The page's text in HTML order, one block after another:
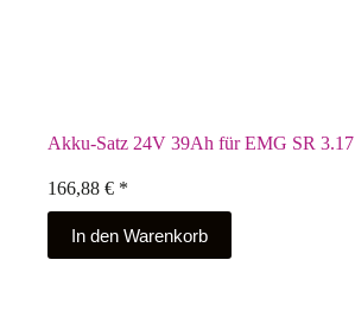
Akku-Satz 24V 39Ah für EMG SR 3.17
166,88 € *
In den Warenkorb